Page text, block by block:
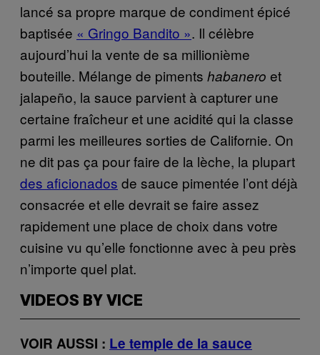
lancé sa propre marque de condiment épicé
baptisée « Gringo Bandito ». Il célèbre
aujourd’hui la vente de sa millionième
bouteille. Mélange de piments habanero et
jalapeño, la sauce parvient à capturer une
certaine fraîcheur et une acidité qui la classe
parmi les meilleures sorties de Californie. On
ne dit pas ça pour faire de la lèche, la plupart
des aficionados de sauce pimentée l’ont déjà
consacrée et elle devrait se faire assez
rapidement une place de choix dans votre
cuisine vu qu’elle fonctionne avec à peu près
n’importe quel plat.
VIDEOS BY VICE
VOIR AUSSI : Le temple de la sauce